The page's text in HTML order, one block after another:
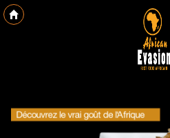
Copyright des-click